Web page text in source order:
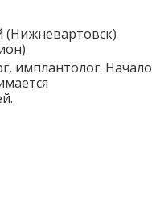
(Нижневартовск)
имплантолог. Начало